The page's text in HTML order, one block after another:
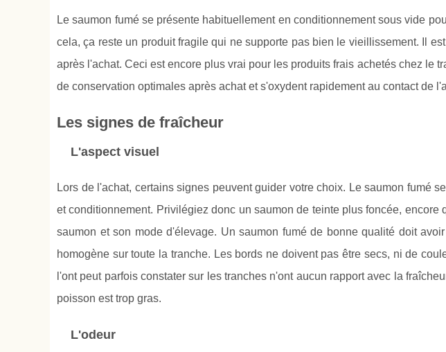
Le saumon fumé se présente habituellement en conditionnement sous vide
cela, ça reste un produit fragile qui ne supporte pas bien le vieillissement. Il
après l'achat. Ceci est encore plus vrai pour les produits frais achetés chez le
de conservation optimales après achat et s'oxydent rapidement au contact de
Les signes de fraîcheur
L'aspect visuel
Lors de l'achat, certains signes peuvent guider votre choix. Le saumon fumé
et conditionnement. Privilégiez donc un saumon de teinte plus foncée,
saumon et son mode d'élevage. Un saumon fumé de bonne qualité doit
homogène sur toute la tranche. Les bords ne doivent pas être secs, ni de
l'ont peut parfois constater sur les tranches n'ont aucun rapport avec la
poisson est trop gras.
L'odeur